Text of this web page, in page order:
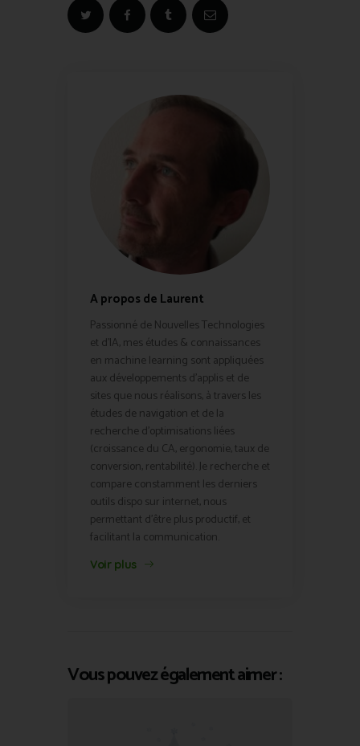
A propos de Laurent
Passionné de Nouvelles Technologies
et d'IA, mes études & connaissances
en machine learning sont appliquées
aux développements d'applis et de
sites que nous réalisons, à travers les
études de navigation et de la
recherche d'optimisations liées
(croissance du CA, ergonomie, taux de
conversion, rentabilité). Je recherche et
compare constamment les derniers
outils dispo sur internet, nous
permettant d'être plus productif, et
facilitant la communication.
Voir plus
Vous pouvez également aimer :